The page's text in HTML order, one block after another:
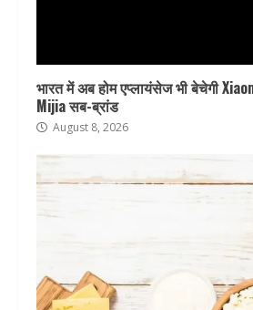
भारत में अब होम एप्लायंसेज भी बेचेगी
Mijia सब-ब्रांड
August 8, 2026